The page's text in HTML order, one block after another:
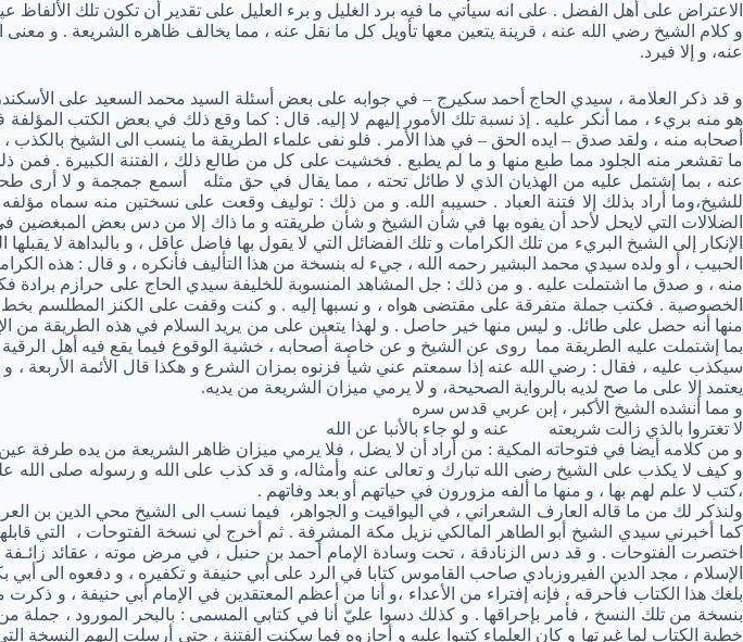
الاعتراض على أهل الفضل . على انه سيأتي ما فيه برد الغليل و برء العليل على تقدير أن تكون تلك الألفاظ
و كلام الشيخ رضي الله عنه ، قرينة يتعين معها تأويل كل ما نقل عنه ، مما يخالف ظاهره الشريعة . و
عنه، و إلا فيرد.
و قد ذكر العلامة ، سيدي الحاج أحمد سكيرج – في جوابه على بعض أسئلة السيد محمد السعيد على
هو منه بريء ، مما أنكر عليه . إذ نسبة تلك الأمور إليهم لا إليه. قال : كما وقع ذلك في بعض الكتب
أصحابه منه ، ولقد صدق – ايده الحق – في هذا الأمر . فلو نفى علماء الطريقة ما ينسب الى الشيخ
ما تقشعر منه الجلود مما طبع منها و ما لم يطبع . فخشيت على كل من طالع ذلك ، الفتنة الكبيرة . فمن
عنه ، بما إشتمل عليه من الهذيان الذي لا طائل تحته ، مما يقال في حق مثله أسمع جمجمة و لا أرى
للشيخ،وما أراد بذلك إلا فتنة العباد . حسيبه الله. و من ذلك : توليف وقعت على نسختين منه سماه
الضلالات التي لايحل لأحد أن يفوه بها في شأن الشيخ و شأن طريقته و ما ذاك إلا من دس بعض
الإنكار إلى الشيخ البريء من تلك الكرامات و تلك الفضائل التي لا يقول بها فاضل عاقل ، و بالبداهة
الحبيب ، أو ولده سيدي محمد البشير رحمه الله ، جيء له بنسخة من هذا التأليف فأنكره ، و قال : هذه
منه ، و صدق ما اشتملت عليه . و من ذلك : جل المشاهد المنسوبة للخليفة سيدي الحاج على حرازم
الخصوصية . فكتب جملة متفرقة على مقتضى هواه ، و نسبها إليه . و كنت وقفت على الكنز المطلسم
منها أنه حصل على طائل. و ليس منها خير حاصل . و لهذا يتعين على من يريد السلام في هذه الطريقة من
بما إشتملت عليه الطريقة مما روى عن الشيخ و عن خاصة أصحابه ، خشية الوقوع فيما يقع فيه أهل الرقية
سيكذب عليه ، فقال : رضي الله عنه إذا سمعتم عني شيأ فزنوه بمزان الشرع و هكذا قال الأئمة الأربعة
يعتمد إلا على ما صح لديه بالرواية الصحيحة، و لا يرمي ميزان الشريعة من يديه.
و مما أنشده الشيخ الأكبر ، إبن عربي قدس سره
لا تغتروا بالذي زالت شريعته عنه و لو جاء بالأنبا عن الله
و من كلامه أيضا في فتوحاته المكية : من أراد أن لا يضل ، فلا يرمي ميزان ظاهر الشريعة من يده طرفة
و كيف لا يكذب على الشيخ رضى الله تبارك و تعالى عنه وأمثاله، و قد كذب على الله و رسوله صلى
،كتب لا علم لهم بها ، و منها ما ألفه مزورون في حياتهم أو بعد وفاتهم .
ولنذكر لك من ما قاله العارف الشعراني ، في اليواقيت و الجواهر، فيما نسب الى الشيخ محي الدين
كما أخبرني سيدي الشيخ أبو الطاهر المالكي نزيل مكة المشرفة . ثم أخرج لي نسخة الفتوحات ، التي
اختصرت الفتوحات . و قد دس الزنادقة ، تحت وسادة الإمام أحمد بن حنبل ، في مرض موته ، عقائد
الإسلام ، مجد الدين الفيروزبادي صاحب القاموس كتابا في الرد على أبي حنيفة و تكفيره ، و دفعوه الى
بلغك هذا الكتاب فأحرقه ، فإنه إفتراء من الأعداء ،و أنا من أعظم المعتقدين في الإمام أبي حنيفة ، و
بنسخة من تلك النسخ ، فأمر بإحراقها . و كذلك دسوا عليّ أنا في كتابي المسمى : بالبحر المورود ، جملة
خطبة الكتاب لما غيرتها و كان العلماء كتبوا عليه و أجازوه فما سكنت الفتنة ، حتي أرسلت إليهم النسخة